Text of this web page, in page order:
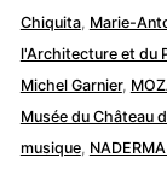
Chiquita, Marie-
l'Architecture et du
Michel Garnier,
Musée du Château
musique,